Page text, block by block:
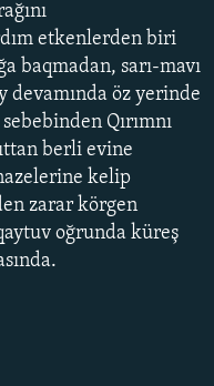
360p 480p
480p
720p
1080p
etkenlerden biri
baqmadan, sarı-mavı
devamında öz yerinde
Qırımnı
berli evine
kelip
zarar körgen
oğrunda küreş